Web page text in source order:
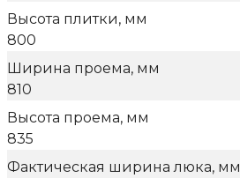
Высота плитки, мм
800
Ширина проема, мм
810
Высота проема, мм
835
Фактическая ширина люка, мм